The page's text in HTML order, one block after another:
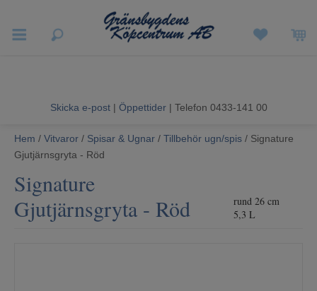
Sommarrea
Vitvaror
Ljud & Bild
Skicka e-post | Öppettider| Telefon 0433-141 00
Hem / Vitvaror / Spisar & Ugnar / Tillbehör ugn/spis / Signature
Gjutjärnsgryta - Röd
Signature
Gjutjärnsgryta - Röd
rund 26 cm
5,3 L